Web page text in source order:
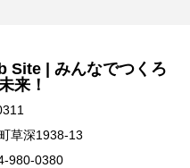
Site | みんなでつくろ
来！
草深1938-13
980-0380